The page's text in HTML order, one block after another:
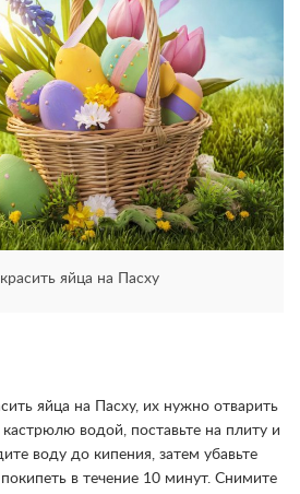
яйца на Пасху
яйца на Пасху, их нужно отварить
водой, поставьте на плиту и
воду до кипения, затем убавьте
в течение 10 минут. Снимите